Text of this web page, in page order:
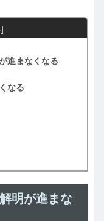
進まなくなる
なる
明が進まな